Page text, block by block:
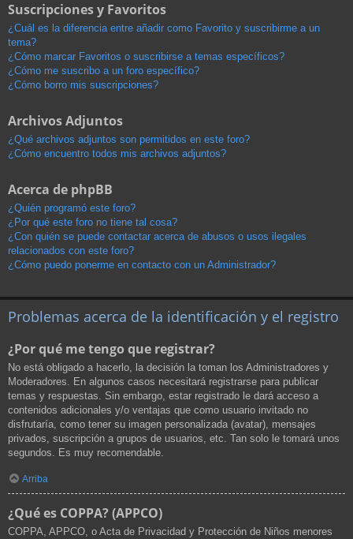
Suscripciones y Favoritos
¿Cuál es la diferencia entre añadir como Favorito y suscribirme a un
tema?
¿Cómo marcar Favoritos o suscribirse a temas específicos?
¿Cómo me suscribo a un foro específico?
¿Cómo borro mis suscripciones?
Archivos Adjuntos
¿Qué archivos adjuntos son permitidos en este foro?
¿Cómo encuentro todos mis archivos adjuntos?
Acerca de phpBB
¿Quién programó este foro?
¿Por qué este foro no tiene tal cosa?
¿Con quién se puede contactar acerca de abusos o usos ilegales
relacionados con este foro?
¿Cómo puedo ponerme en contacto con un Administrador?
Problemas acerca de la identificación y el registro
¿Por qué me tengo que registrar?
No está obligado a hacerlo, la decisión la toman los Administradores y
Moderadores. En algunos casos necesitará registrarse para publicar
temas y respuestas. Sin embargo, estar registrado le dará acceso a
contenidos adicionales y/o ventajas que como usuario invitado no
disfrutaría, como tener su imagen personalizada (avatar), mensajes
privados, suscripción a grupos de usuarios, etc. Tan solo le tomará unos
segundos. Es muy recomendable.
Arriba
¿Qué es COPPA? (APPCO)
COPPA, APPCO, o Acta de Privacidad y Protección de Niños menores